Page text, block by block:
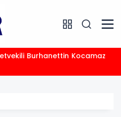
Burhanettin Kocamaz